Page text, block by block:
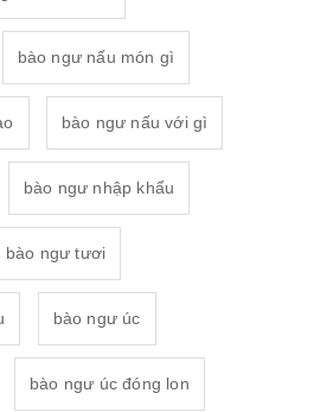
bào ngư nấu món gì
bào ngư nấu với gì
bào ngư nhập khẩu
bào ngư tươi
bào ngư úc
bào ngư úc đóng lon